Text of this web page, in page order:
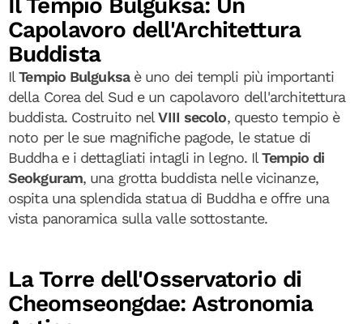
Capolavoro dell'Architettura
Buddista
IlTempio Bulguksaè uno dei templi più importanti
della Corea del Sud e un capolavoro dell'architettura
buddista. Costruito nelVIII secolo, questo tempio è
noto per le sue magnifiche pagode, le statue di
Buddha e i dettagliati intagli in legno. IlTempio di
Seokguram, una grotta buddista nelle vicinanze,
ospita una splendida statua di Buddha e offre una
vista panoramica sulla valle sottostante.
La Torre dell'Osservatorio di
Cheomseongdae: Astronomia